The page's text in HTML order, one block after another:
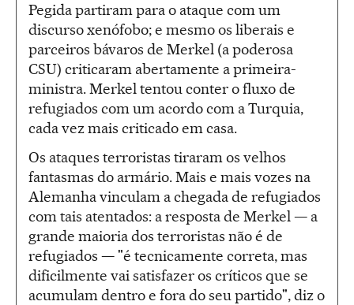
Pegida partiram para o ataque com um
discurso xenófobo; e mesmo os liberais e
parceiros bávaros de Merkel (a poderosa
CSU) criticaram abertamente a primeira-
ministra. Merkel tentou conter o fluxo de
refugiados com um acordo com a Turquia,
cada vez mais criticado em casa.
Os ataques terroristas tiraram os velhos
fantasmas do armário. Mais e mais vozes na
Alemanha vinculam a chegada de refugiados
com tais atentados: a resposta de Merkel — a
grande maioria dos terroristas não é de
refugiados — "é tecnicamente correta, mas
dificilmente vai satisfazer os críticos que se
acumulam dentro e fora do seu partido", diz o